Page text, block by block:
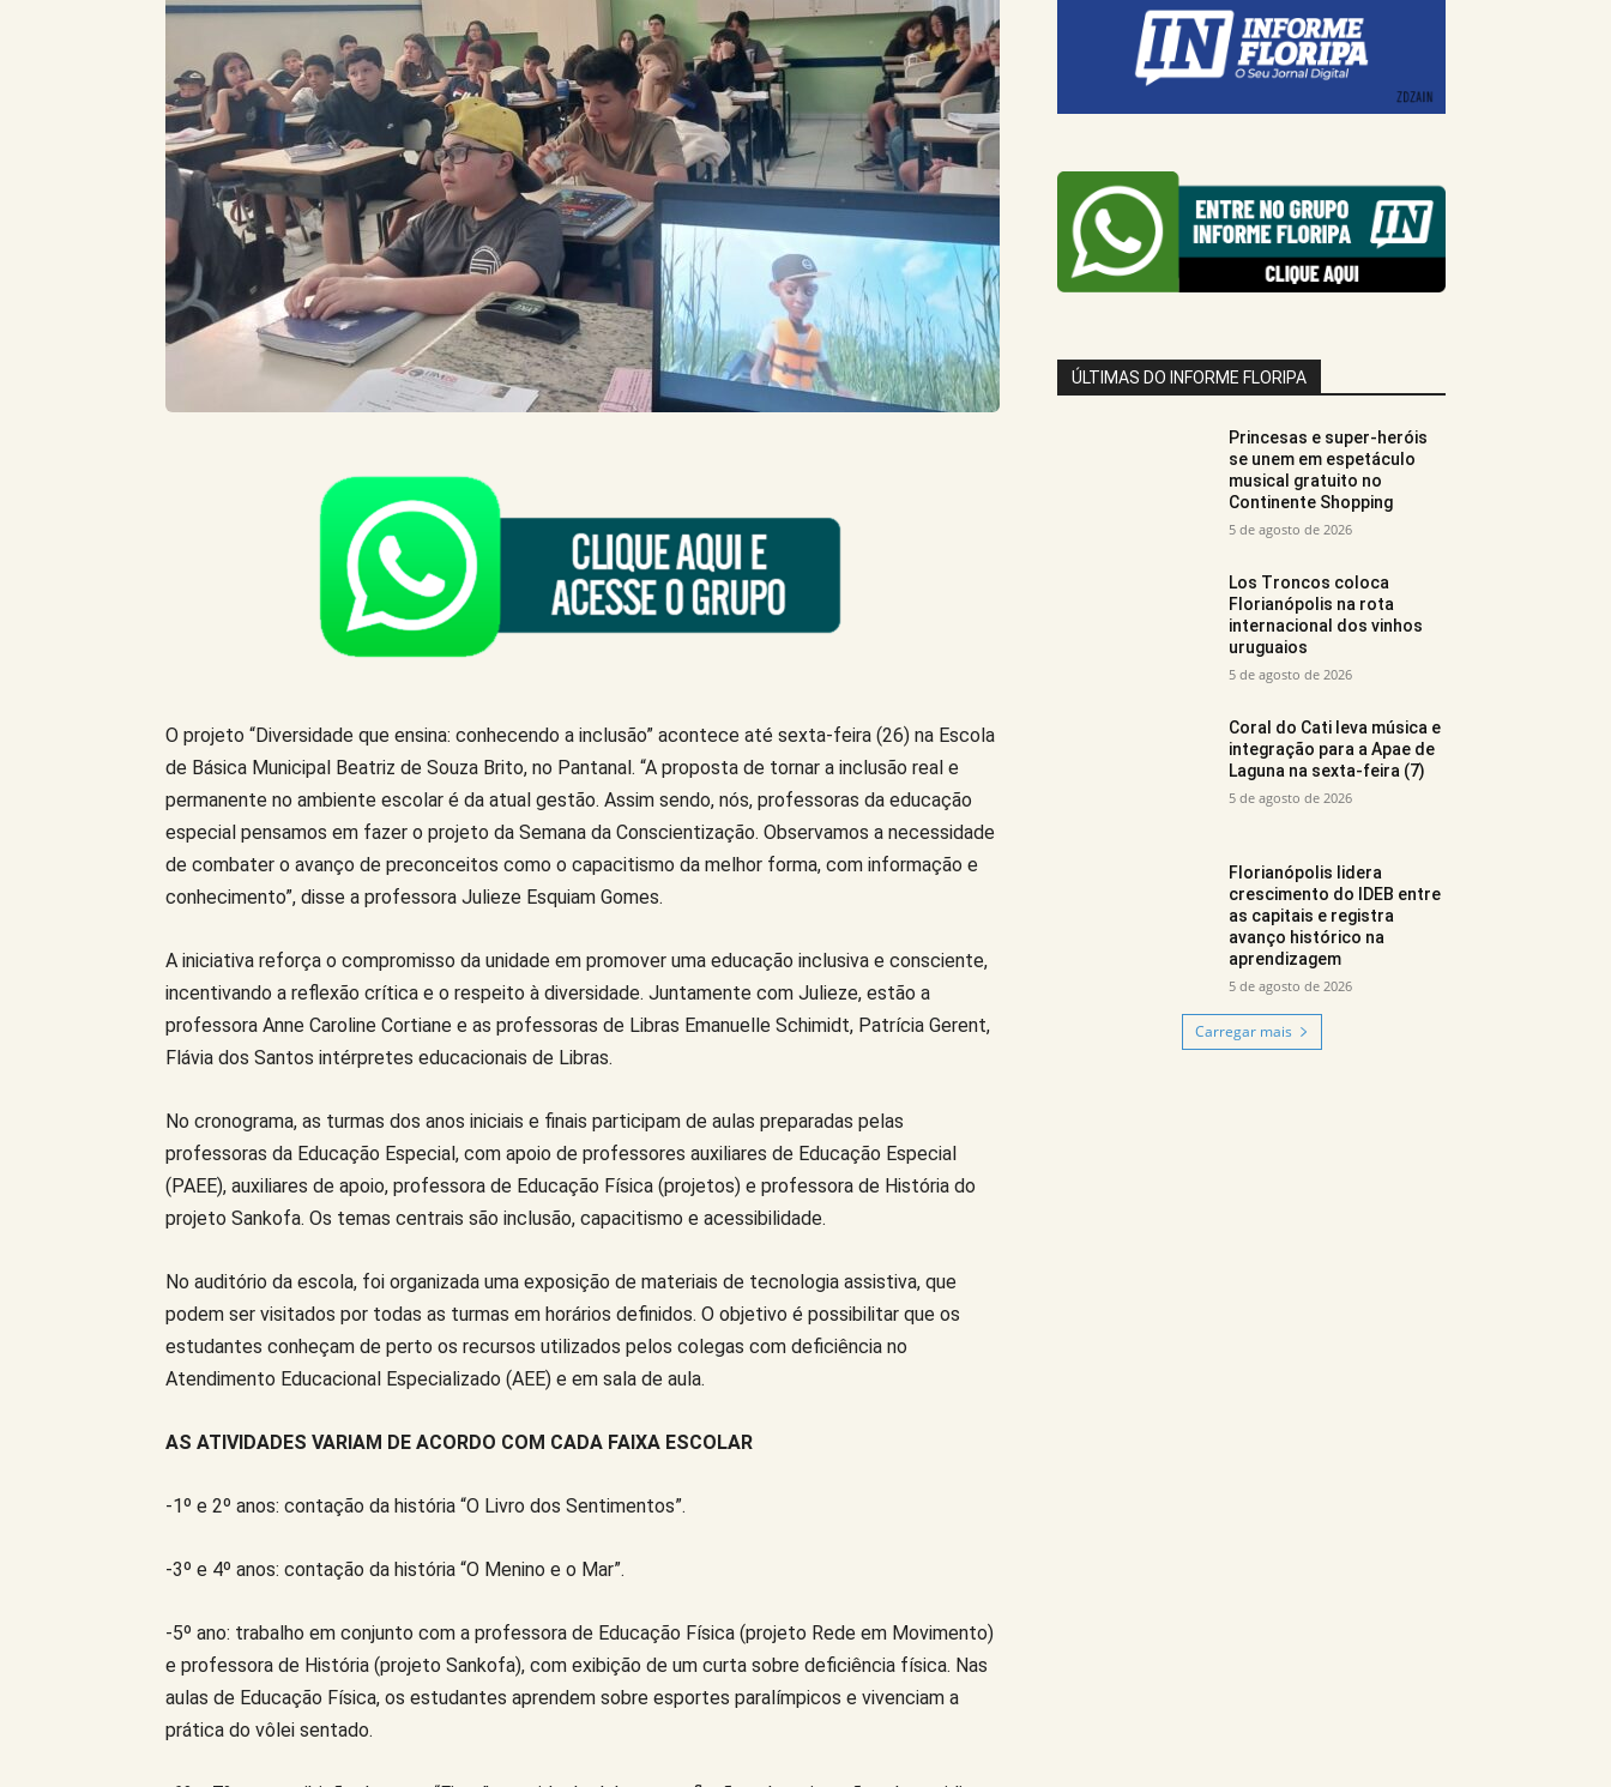
O projeto “Diversidade que ensina: conhecendo a inclusão” acontece até sexta-feira (26) na Escola
de Básica Municipal Beatriz de Souza Brito, no Pantanal. “A proposta de tornar a inclusão real e
permanente no ambiente escolar é da atual gestão. Assim sendo, nós, professoras da educação
especial pensamos em fazer o projeto da Semana da Conscientização. Observamos a necessidade
de combater o avanço de preconceitos como o capacitismo da melhor forma, com informação e
conhecimento”, disse a professora Julieze Esquiam Gomes.
A iniciativa reforça o compromisso da unidade em promover uma educação inclusiva e consciente,
incentivando a reflexão crítica e o respeito à diversidade. Juntamente com Julieze, estão a
professora Anne Caroline Cortiane e as professoras de Libras Emanuelle Schimidt, Patrícia Gerent,
Flávia dos Santos intérpretes educacionais de Libras.
No cronograma, as turmas dos anos iniciais e finais participam de aulas preparadas pelas
professoras da Educação Especial, com apoio de professores auxiliares de Educação Especial
(PAEE), auxiliares de apoio, professora de Educação Física (projetos) e professora de História do
projeto Sankofa. Os temas centrais são inclusão, capacitismo e acessibilidade.
No auditório da escola, foi organizada uma exposição de materiais de tecnologia assistiva, que
podem ser visitados por todas as turmas em horários definidos. O objetivo é possibilitar que os
estudantes conheçam de perto os recursos utilizados pelos colegas com deficiência no
Atendimento Educacional Especializado (AEE) e em sala de aula.
AS ATIVIDADES VARIAM DE ACORDO COM CADA FAIXA ESCOLAR
-1º e 2º anos: contação da história “O Livro dos Sentimentos”.
-3º e 4º anos: contação da história “O Menino e o Mar”.
-5º ano: trabalho em conjunto com a professora de Educação Física (projeto Rede em Movimento)
e professora de História (projeto Sankofa), com exibição de um curta sobre deficiência física. Nas
aulas de Educação Física, os estudantes aprendem sobre esportes paralímpicos e vivenciam a
prática do vôlei sentado.
ÚLTIMAS DO INFORME FLORIPA
Princesas e super-heróis
se unem em espetáculo
musical gratuito no
Continente Shopping
5 de agosto de 2026
Los Troncos coloca
Florianópolis na rota
internacional dos vinhos
uruguaios
5 de agosto de 2026
Coral do Cati leva música e
integração para a Apae de
Laguna na sexta-feira (7)
5 de agosto de 2026
Florianópolis lidera
crescimento do IDEB entre
as capitais e registra
avanço histórico na
aprendizagem
5 de agosto de 2026
Carregar mais